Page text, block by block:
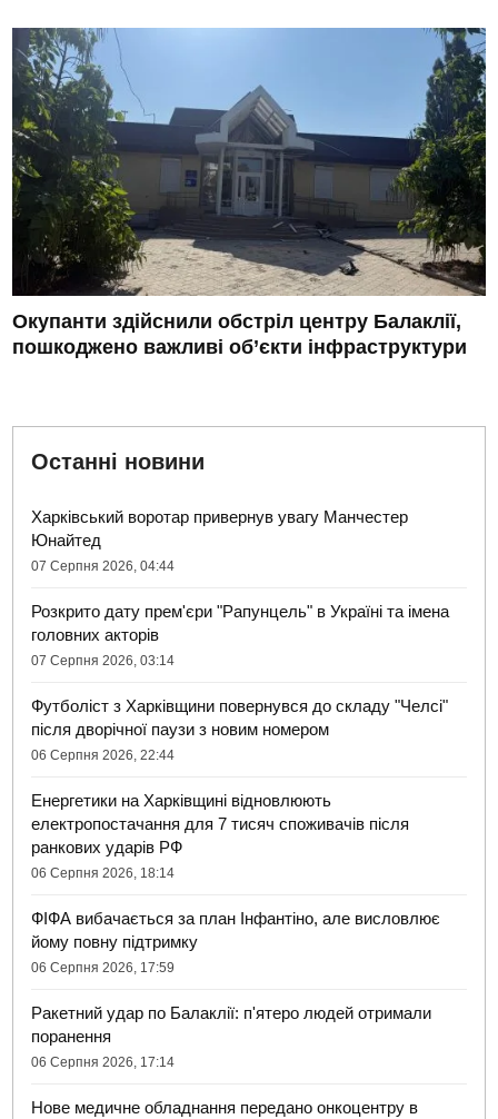
Окупанти здійснили обстріл центру Балаклії,
пошкоджено важливі об’єкти інфраструктури
Останні новини
Харківський воротар привернув увагу Манчестер
Юнайтед
07 Серпня 2026, 04:44
Розкрито дату прем'єри "Рапунцель" в Україні та імена
головних акторів
07 Серпня 2026, 03:14
Футболіст з Харківщини повернувся до складу "Челсі"
після дворічної паузи з новим номером
06 Серпня 2026, 22:44
Енергетики на Харківщині відновлюють
електропостачання для 7 тисяч споживачів після
ранкових ударів РФ
06 Серпня 2026, 18:14
ФІФА вибачається за план Інфантіно, але висловлює
йому повну підтримку
06 Серпня 2026, 17:59
Ракетний удар по Балаклії: п'ятеро людей отримали
поранення
06 Серпня 2026, 17:14
Нове медичне обладнання передано онкоцентру в